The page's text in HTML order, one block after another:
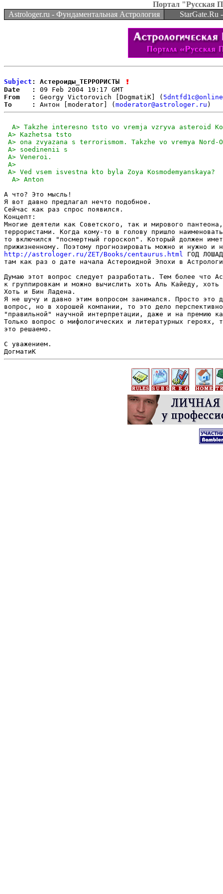
Портал "Русская
Astrologer.ru - Фундаментальная Астрология
StarGate.Ru
Subject : Астероиды_ТЕРРОРИСТЫ
Date   :
From   :
Georgy Victorovich [DogmatiK] (
To     :
Антон [moderator] ( moderator@astrologer.ru
А что? Это мысль!
Я вот давно предлагал нечто подобное.
Сейчас как раз спрос появился.
Концепт:
Многие деятели как Советского, так и мирового
террористами. Когда кому-то в голову пришло
то включился "посмертный гороскоп". Который должен
http://astrologer.ru/ZET/Books/centaurus.html ГОД
там как раз о дате начала Астероидной Эпохи в
Думаю этот вопрос следует разработать. Тем более что
к группировкам и можно вычислить хоть Аль Кайеду, хоть
Хоть и Бин Ладена.
Я не шучу и давно этим вопросом занимался. Просто это
вопрос, но в хорошей компании, то это дело
"правильной" научной интерпретации, даже и на премию
Только вопрос о мифологических и литературных героях,
это решаемо.
С уважением.